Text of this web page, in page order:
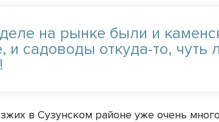
на рынке были и
и садоводы откуда-то, чуть
в Сузунском районе уже очень